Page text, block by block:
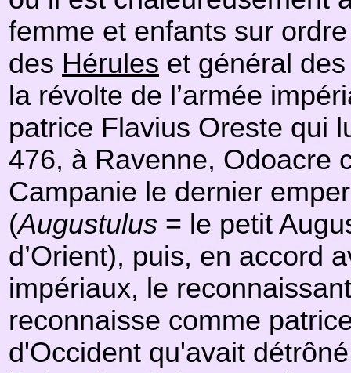
femme et enfants sur
des Hérules et général
la révolte de l’armée
patrice Flavius Oreste qui
476, à Ravenne, Odoacre
Campanie le dernier
(Augustulus = le petit
d’Orient), puis, en accord
impériaux, le
reconnaisse comme
d'Occident qu'avait